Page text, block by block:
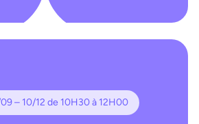
– 10/12 de 10H30 à 12H00